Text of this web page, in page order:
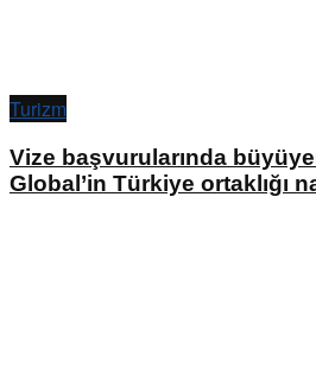
Turizm
Vize başvurularında
Global’in Türkiye ortaklığı